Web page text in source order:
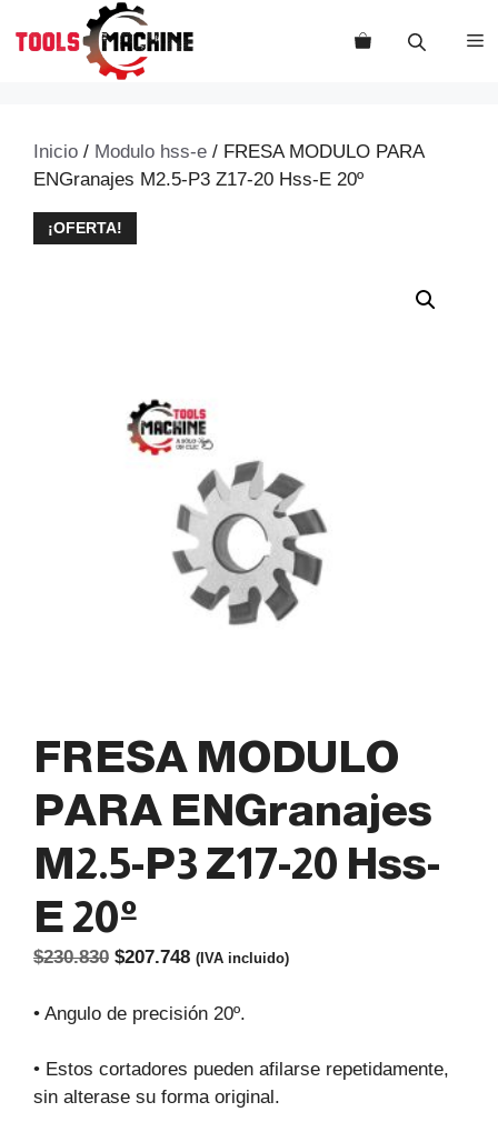
Inicio / Modulo hss-e / FRESA MODULO PARA
ENGranajes M2.5-P3 Z17-20 Hss-E 20º
¡OFERTA!
FRESA MODULO
PARA ENGranajes
M2.5-P3 Z17-20 Hss-
E 20º
$230.830 El
original
$230.830.
$207.748El
actual
$207.748.
(IVA incluido)
• Angulo de precisión 20º.
• Estos cortadores pueden afilarse repetidamente,
sin alterase su forma original.